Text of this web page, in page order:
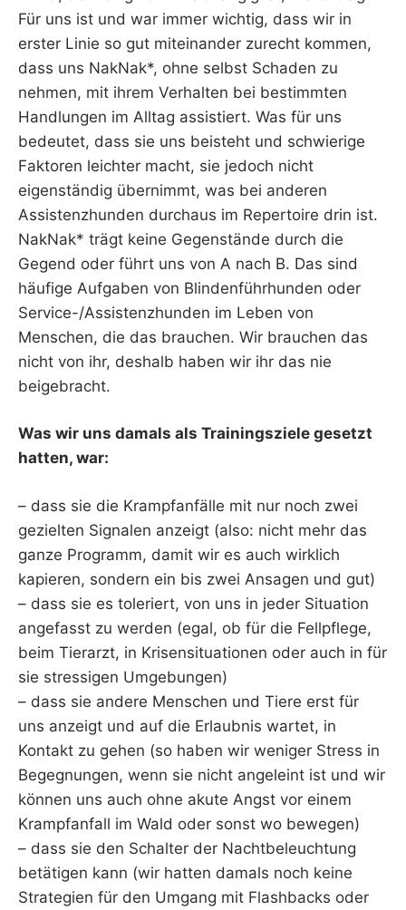
Für uns ist und war immer wichtig, dass wir in
erster Linie so gut miteinander zurecht kommen,
dass uns NakNak*, ohne selbst Schaden zu
nehmen, mit ihrem Verhalten bei bestimmten
Handlungen im Alltag assistiert. Was für uns
bedeutet, dass sie uns beisteht und schwierige
Faktoren leichter macht, sie jedoch nicht
eigenständig übernimmt, was bei anderen
Assistenzhunden durchaus im Repertoire drin ist.
NakNak* trägt keine Gegenstände durch die
Gegend oder führt uns von A nach B. Das sind
häufige Aufgaben von Blindenführhunden oder
Service-/Assistenzhunden im Leben von
Menschen, die das brauchen. Wir brauchen das
nicht von ihr, deshalb haben wir ihr das nie
beigebracht.
Was wir uns damals als Trainingsziele gesetzt
hatten, war:
– dass sie die Krampfanfälle mit nur noch zwei
gezielten Signalen anzeigt (also: nicht mehr das
ganze Programm, damit wir es auch wirklich
kapieren, sondern ein bis zwei Ansagen und gut)
– dass sie es toleriert, von uns in jeder Situation
angefasst zu werden (egal, ob für die Fellpflege,
beim Tierarzt, in Krisensituationen oder auch in für
sie stressigen Umgebungen)
– dass sie andere Menschen und Tiere erst für
uns anzeigt und auf die Erlaubnis wartet, in
Kontakt zu gehen (so haben wir weniger Stress in
Begegnungen, wenn sie nicht angeleint ist und wir
können uns auch ohne akute Angst vor einem
Krampfanfall im Wald oder sonst wo bewegen)
– dass sie den Schalter der Nachtbeleuchtung
betätigen kann (wir hatten damals noch keine
Strategien für den Umgang mit Flashbacks oder